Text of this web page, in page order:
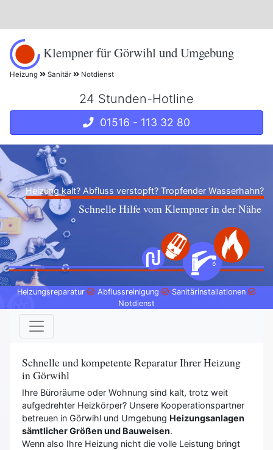
Klempner für Görwihl und Umgebung
Heizung Sanitär Notdienst
24 Stunden-Hotline
01516 - 113 32 80
Heizung kalt? Abfluss verstopft? Tropfender Wasserhahn?
Schnelle Hilfe vom Klempner in der Nähe
Heizungsreparatur Abflussreinigung
Sanitärinstallationen
Notdienst
Schnelle und kompetente Reparatur Ihrer Heizung
in Görwihl
Ihre Büroräume oder Wohnung sind kalt, trotz weit
aufgedrehter Heizkörper? Unsere Kooperationspartner
betreuen in Görwihl und Umgebung Heizungsanlagen
sämtlicher Größen und Bauweisen.
Wenn also Ihre Heizung nicht die volle Leistung bringt